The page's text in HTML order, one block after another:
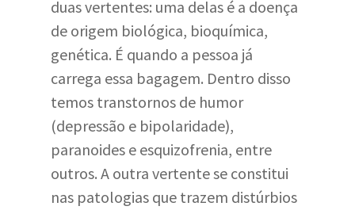
duas vertentes: uma delas é a doença
de origem biológica, bioquímica,
genética. É quando a pessoa já
carrega essa bagagem. Dentro disso
temos transtornos de humor
(depressão e bipolaridade),
paranoides e esquizofrenia, entre
outros. A outra vertente se constitui
nas patologias que trazem distúrbios